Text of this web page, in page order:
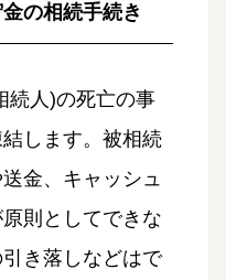
の相続手続き
続人)の死亡の事
します。被相続
金、キャッシュ
則としてできな
き落しなどはで